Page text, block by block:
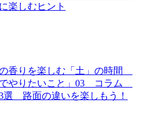
楽しむヒント
香りを楽しむ「土」の時間
やりたいこと」03 コラム
選 路面の違いを楽しもう！